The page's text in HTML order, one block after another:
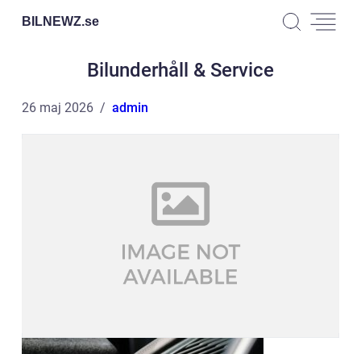
BILNEWZ.se
Bilunderhåll & Service
26 maj 2026 admin